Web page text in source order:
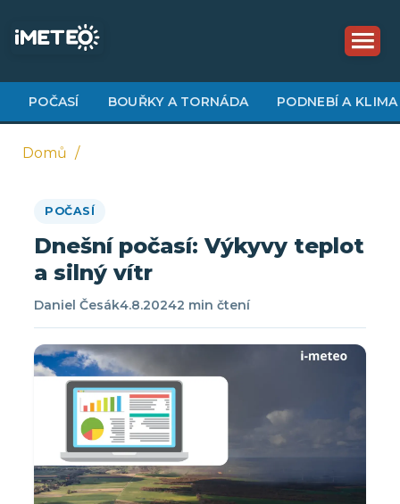
obsahu
POČASÍ BOUŘKY A TORNÁDA PODNEBÍ A KLIMA
navigace
Domů
POČASÍ
Dnešní počasí: Výkyvy teplot
a silný vítr
Daniel Česák4.8.20242 min čtení